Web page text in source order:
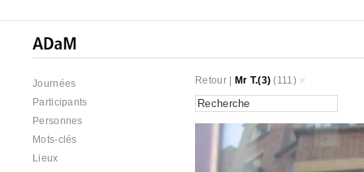
Journées
Participants
Personnes
Mots-clés
Lieux
Retour| Mr T.(3) (111)